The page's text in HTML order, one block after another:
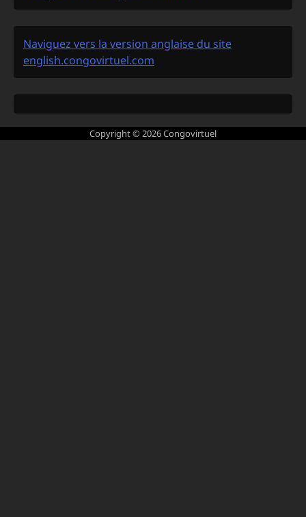
Naviguez vers la version anglaise du site
english.congovirtuel.com
Copyright © 2026Congovirtuel